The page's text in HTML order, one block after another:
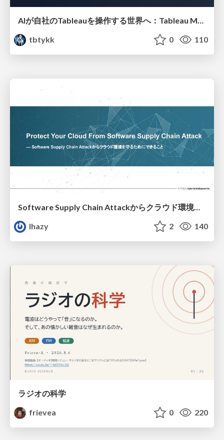
AIが自社のTableauを操作する世界へ：Tableau MCP超入門
tbtykk
0 110
lhazy
2 140
ラジオの科学
frievea
0 220